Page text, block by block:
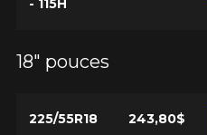
- 115H
18" pouces
225/55R18
243,80$
1-866-220-
*Attention cette dimension
d'équipement pour votre